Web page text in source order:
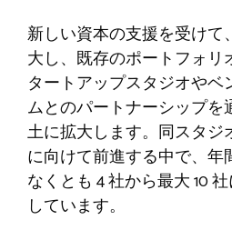
新しい資本の支援を受けて
大し、既存のポートフォリ
タートアップスタジオや
ムとのパートナーシップを
土に拡大します。同スタ
に向けて前進する中で、
なくとも 4 社から最大 10
しています。